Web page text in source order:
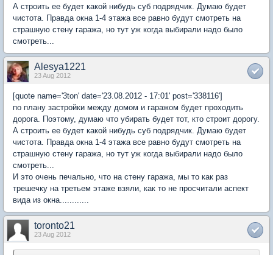
А строить ее будет какой нибудь суб подрядчик. Думаю будет
чистота. Правда окна 1-4 этажа все равно будут смотреть на
страшную стену гаража, но тут уж когда выбирали надо было
смотреть...
Alesya1221
23 Aug 2012
[quote name='3ton' date='23.08.2012 - 17:01' post='338116']
по плану застройки между домом и гаражом будет проходить
дорога. Поэтому, думаю что убирать будет тот, кто строит дорогу.
А строить ее будет какой нибудь суб подрядчик. Думаю будет
чистота. Правда окна 1-4 этажа все равно будут смотреть на
страшную стену гаража, но тут уж когда выбирали надо было
смотреть...
И это очень печально, что на стену гаража, мы то как раз
трешечку на третьем этаже взяли, как то не просчитали аспект
вида из окна............
toronto21
23 Aug 2012